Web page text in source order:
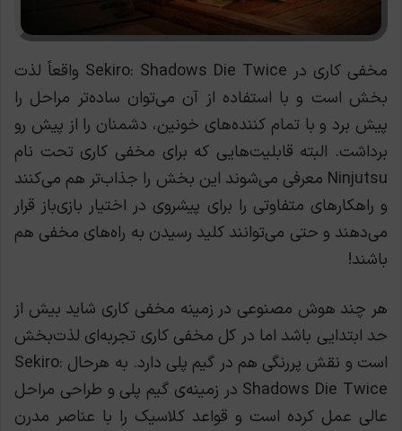
مخفی کاری در Sekiro: Shadows Die Twice واقعاً لذت
بخش است و با استفاده از آن می‌توان ساده‌تر مراحل را
پیش برد و با تمام کننده‌های خونین، دشمنان را از پیش رو
برداشت. البته قابلیت‌هایی که برای مخفی کاری تحت نام
Ninjutsu معرفی می‌شوند این بخش را جذاب‌تر هم می‌کنند
و راهکارهای متفاوتی را برای پیشروی در اختیار بازی‌باز قرار
می‌دهند و حتی می‌توانند کلید رسیدن به راه‌های مخفی هم
باشند!
هر چند هوش مصنوعی در زمینه مخفی کاری شاید بیش از
حد ابتدایی باشد اما در کل مخفی کاری تجربه‌ای لذت‌بخش
است و نقش پررنگی هم در گیم پلی دارد. به هرحال Sekiro:
Shadows Die Twice در زمینه‌ی گیم پلی و طراحی مراحل
عالی عمل کرده است و قواعد کلاسیک را با عناصر مدرن